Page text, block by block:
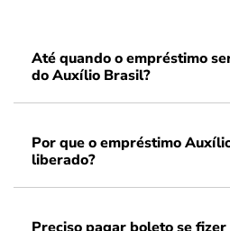
Até quando o empréstimo
do Auxílio Brasil?
Por que o empréstimo
liberado?